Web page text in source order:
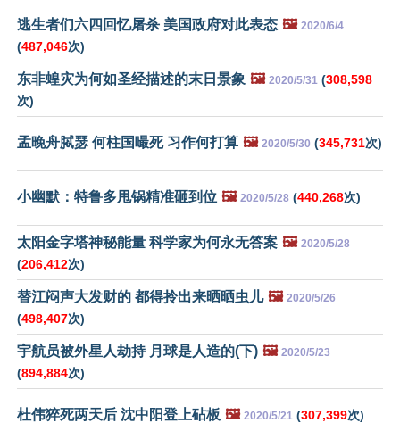
逃生者们六四回忆屠杀 美国政府对此表态 🖼️ 2020/6/4
(487,046次)
东非蝗灾为何如圣经描述的末日景象 🖼️ 2020/5/31 (308,598
次)
孟晚舟脦瑟 何柱国嘬死 习作何打算 🖼️ 2020/5/30 (345,731次)
小幽默：特鲁多甩锅精准砸到位 🖼️ 2020/5/28 (440,268次)
太阳金字塔神秘能量 科学家为何永无答案 🖼️ 2020/5/28
(206,412次)
替江闷声大发财的 都得拎出来晒晒虫儿 🖼️ 2020/5/26
(498,407次)
宇航员被外星人劫持 月球是人造的(下) 🖼️ 2020/5/23
(894,884次)
杜伟猝死两天后 沈中阳登上砧板 🖼️ 2020/5/21 (307,399次)